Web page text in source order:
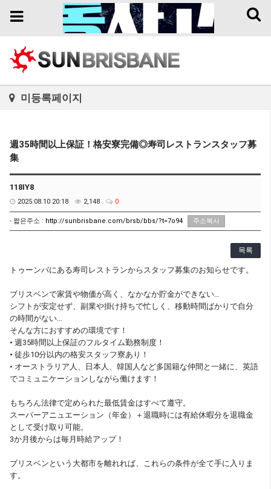
Toggle
Toggle
미등록페이지
週35時間以上保証！格安寮完備◎寿司レストランスタッフ募
集
118IY8
2025.08.10 20:18 2,148 0
- 짧은주소 : http://sunbrisbane.com/brsb/bbs/?t=7o94 주소복사
목록
トゥーンバにある寿司レストランからスタッフ募集のお知らせです。
ブリスベンで家賃や物価が高く、なかなか貯金ができない…
シフトが安定せず、副業や掛け持ちで忙しく、移動時間ばかりで自分
の時間がない…
そんな方におすすめの環境です！
• 週35時間以上保証のフルタイム勤務制度！
• 徒歩10分以内の格安スタッフ寮あり！
• オーストラリア人、日本人、韓国人など多国籍な仲間と一緒に、英語
でコミュニケーションしながら働けます！
もちろん法律で定められた最低賃金はすべて遵守。
スーパーアニュエーション（年金）＋退職時には有給休暇分を退職金
として受け取り可能。
3か月後からは毎月時給アップ！
ブリスベンという大都市を離れれば、これらの条件が全て手に入りま
す。